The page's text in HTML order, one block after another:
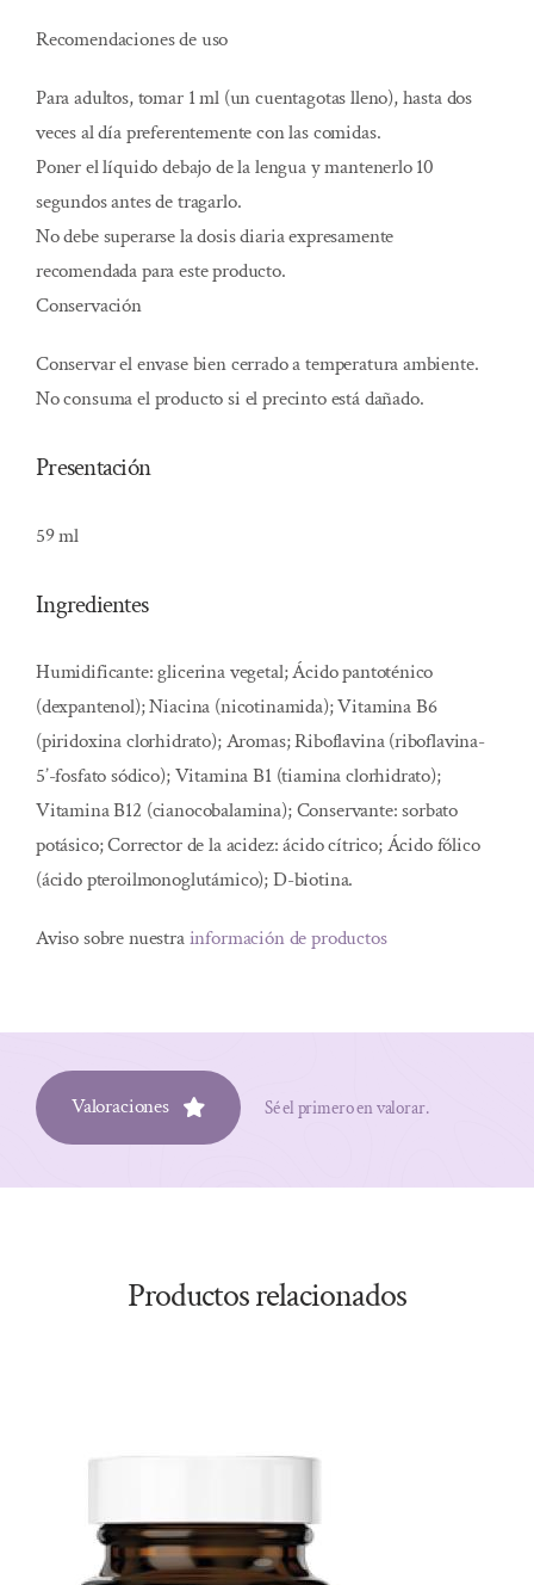
Recomendaciones de uso
Para adultos, tomar 1 ml (un cuentagotas lleno), hasta dos
veces al día preferentemente con las comidas.
Poner el líquido debajo de la lengua y mantenerlo 10
segundos antes de tragarlo.
No debe superarse la dosis diaria expresamente
recomendada para este producto.
Conservación
Conservar el envase bien cerrado a temperatura ambiente.
No consuma el producto si el precinto está dañado.
Presentación
59 ml
Ingredientes
Humidificante: glicerina vegetal; Ácido pantoténico
(dexpantenol); Niacina (nicotinamida); Vitamina B6
(piridoxina clorhidrato); Aromas; Riboflavina (riboflavina-
5’-fosfato sódico); Vitamina B1 (tiamina clorhidrato);
Vitamina B12 (cianocobalamina); Conservante: sorbato
potásico; Corrector de la acidez: ácido cítrico; Ácido fólico
(ácido pteroilmonoglutámico); D-biotina.
Aviso sobre nuestrainformación de productos
Valoraciones Sé el primero en valorar.
Productos relacionados